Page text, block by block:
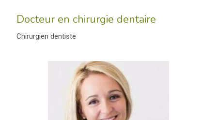
Docteur en chirurgie dentaire
Chirurgien dentiste